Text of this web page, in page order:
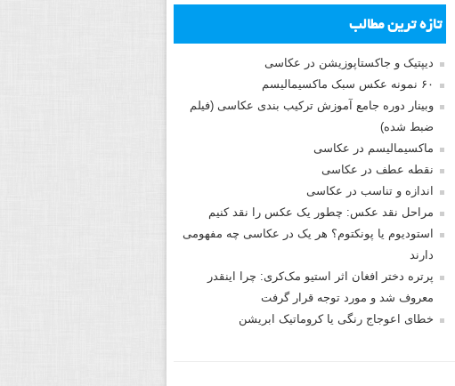
تازه ترین مطالب
دیپتیک و جاکستا‌پوزیشن در عکاسی
۶۰ نمونه عکس سبک ماکسیمالیسم
وبینار دوره جامع آموزش ترکیب بندی عکاسی (فیلم
ضبط شده)
ماکسیمالیسم در عکاسی
نقطه عطف در عکاسی
اندازه و تناسب در عکاسی
مراحل نقد عکس: چطور یک عکس را نقد کنیم
استودیوم یا پونکتوم؟ هر یک در عکاسی چه مفهومی
دارند
پرتره دختر افغان اثر استیو مک‌کری: چرا اینقدر
معروف شد و مورد توجه قرار گرفت
خطای اعوجاج رنگی یا کروماتیک ابریشن